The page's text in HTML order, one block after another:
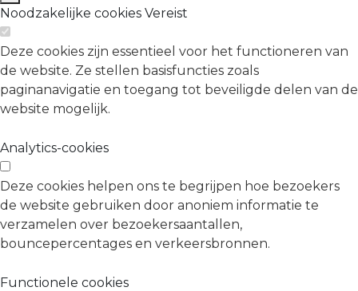
Noodzakelijke cookies Vereist
Deze cookies zijn essentieel voor het functioneren van
de website. Ze stellen basisfuncties zoals
paginanavigatie en toegang tot beveiligde delen van de
website mogelijk.
Analytics-cookies
Deze cookies helpen ons te begrijpen hoe bezoekers
de website gebruiken door anoniem informatie te
verzamelen over bezoekersaantallen,
bouncepercentages en verkeersbronnen.
Functionele cookies